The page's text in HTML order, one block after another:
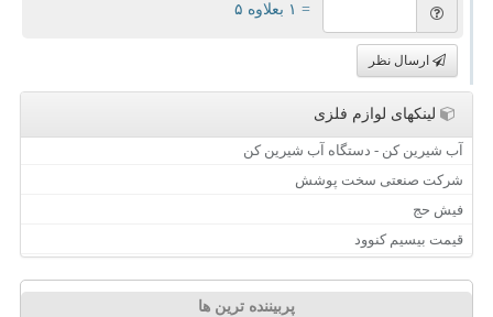
= ۱ بعلاوه ۵
ارسال نظر
لینکهای لوازم فلزی
آب شیرین کن - دستگاه آب شیرین کن
شرکت صنعتی سخت پوشش
فیش حج
قیمت بیسیم کنوود
پربیننده ترین ها